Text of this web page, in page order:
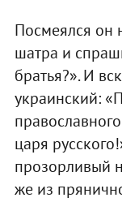
Посмеялся он
шатра и
братья?». И
украинский:
царя
прозорливый
же из